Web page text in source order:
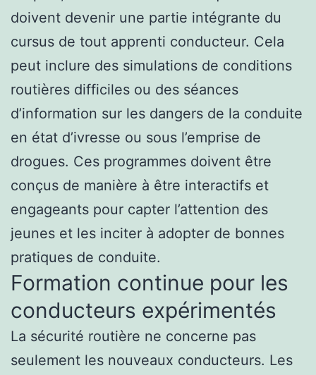
doivent devenir une partie intégrante du
cursus de tout apprenti conducteur. Cela
peut inclure des simulations de conditions
routières difficiles ou des séances
d’information sur les dangers de la conduite
en état d’ivresse ou sous l’emprise de
drogues. Ces programmes doivent être
conçus de manière à être interactifs et
engageants pour capter l’attention des
jeunes et les inciter à adopter de bonnes
pratiques de conduite.
Formation continue pour les
conducteurs expérimentés
La sécurité routière ne concerne pas
seulement les nouveaux conducteurs. Les